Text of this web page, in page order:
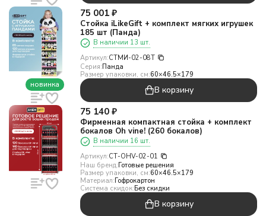
новинка
75 001 ₽
Стойка iLikeGift + комплект мягких игрушек
185 шт (Панда)
В наличии 13 шт.
Артикул:СТМИ-02-08T
Серия:Панда
Размер упаковки, см:60×46.5×179
В корзину
75 140 ₽
Фирменная компактная стойка + комплект
бокалов Oh vine! (260 бокалов)
В наличии 16 шт.
Артикул:СТ-OHV-02-01
Наш бренд:Готовые решения
Размер упаковки, см:60×46.5×179
Материал:Гофрокартон
Система скидок:Без скидки
В корзину